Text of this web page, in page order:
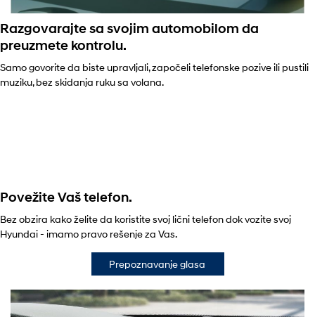
Razgovarajte sa svojim automobilom da
preuzmete kontrolu.
Samo govorite da biste upravljali, započeli telefonske pozive ili pustili
muziku, bez skidanja ruku sa volana.
Povežite Vaš telefon.
Bez obzira kako želite da koristite svoj lični telefon dok vozite svoj
Hyundai - imamo pravo rešenje za Vas.
Prepoznavanje glasa